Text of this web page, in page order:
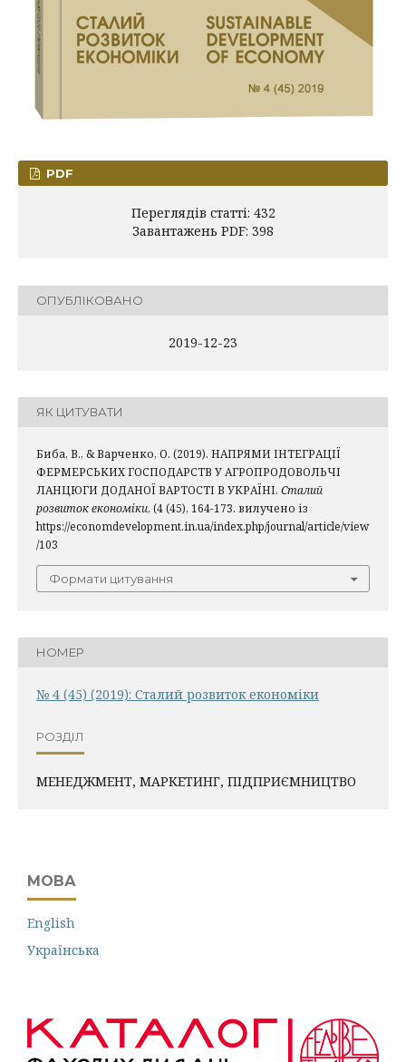
PDF
Переглядів статті: 432
Завантажень PDF: 398
ОПУБЛІКОВАНО
2019-12-23
ЯК ЦИТУВАТИ
Биба, В., & Варченко, О. (2019). НАПРЯМИ ІНТЕГРАЦІЇ
ФЕРМЕРСЬКИХ ГОСПОДАРСТВ У АГРОПРОДОВОЛЬЧІ
ЛАНЦЮГИ ДОДАНОЇ ВАРТОСТІ В УКРАЇНІ. Сталий
розвиток економіки, (4 (45), 164-173. вилучено із
https://economdevelopment.in.ua/index.php/journal/article/view
/103
Формати цитування
НОМЕР
№ 4 (45) (2019): Сталий розвиток економіки
РОЗДІЛ
МЕНЕДЖМЕНТ, МАРКЕТИНГ, ПІДПРИЄМНИЦТВО
МОВА
English
Українська